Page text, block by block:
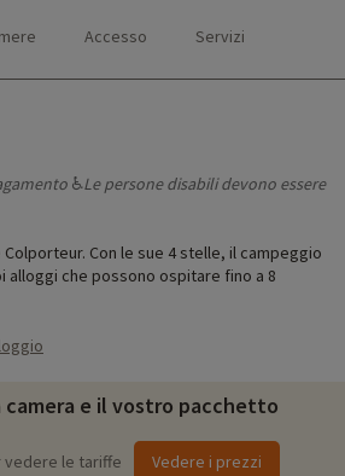
Accesso Servizi
♿Le persone disabili devono essere
Con le sue 4 stelle, il campeggio
alloggi che possono ospitare fino a 8
con una piscina esterna riscaldata, una
estive, non avrete tempo di annoiarvi
serale. I bambini dai 6 ai 12
dove possono scegliere tra
e il vostro pacchetto
le tariffe Vedere i prezzi